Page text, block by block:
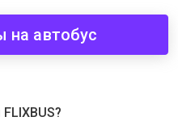
на автобус